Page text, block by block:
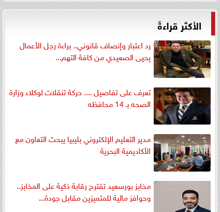
الأكثر قراءةً
رد اعتبار وإنصاف قانوني.. براءة رجل الأعمال
يحيى الصعيدي من كافة التهم...
تعرف على تفاصيل .... حركة تنقلات لوكلاء وزارة
الصحه بـ 14 محافظه
مدير التعليم الإلكتروني بليبيا يبحث التعاون مع
الأكاديمية البحرية
مخابز بورسعيد تقترح رقابة ذكية على المخابز..
وحوافز مالية للمتميزين مقابل جودة...